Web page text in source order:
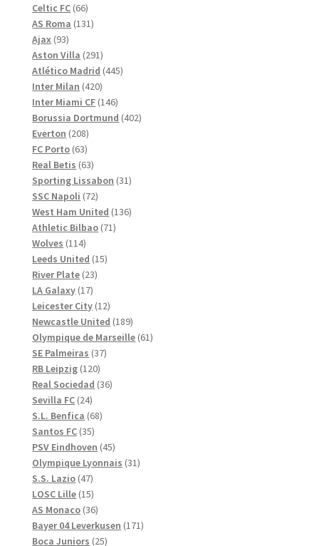
Celtic FC 6666
produkter
AS Roma 131131
Ajax 9393
produkter
Aston Villa 291291
produkter
Atlético Madrid 445445
Inter Milan 420420
produkter
Inter Miami CF 146146
produkter
Borussia Dortmund 402402
Everton 208208
produkter
FC Porto 6363
produkter
Real Betis 6363
produkter
Sporting Lissabon 3131
SSC Napoli 7272
produkter
West Ham United 136136
Athletic Bilbao 7171
Wolves 114114
produkter
Leeds United 1515
River Plate 2323
LA Galaxy 1717
produkter
Leicester City 1212
produkter
Newcastle United 189189
produkter
Olympique de Marseille 6161
SE Palmeiras 3737
RB Leipzig 120120
produkter
Real Sociedad 3636
Sevilla FC 2424
produkter
S.L. Benfica 6868
Santos FC 3535
produkter
PSV Eindhoven 4545
produkter
Olympique Lyonnais 3131
S.S. Lazio 4747
produkter
LOSC Lille 1515
produkter
AS Monaco 3636
produkter
Bayer 04 Leverkusen 171171
Boca Juniors 2525